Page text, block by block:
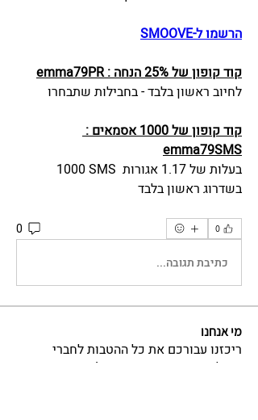
הרשמו ל-SMOOVE
קוד קופון של 25% הנחה : emma79PR
לחיוב ראשון בלבד - בחבילות שתבחרו
קוד קופון של 1000 אסמאים :
emma79SMS
בשדרוג ראשון בלבד
0
0
כתיבת תגובה...
מי אנחנו
ריכזנו עבורכם את כל ההטבות לחברי
קהילת העסקים במקום אחד! רוצ